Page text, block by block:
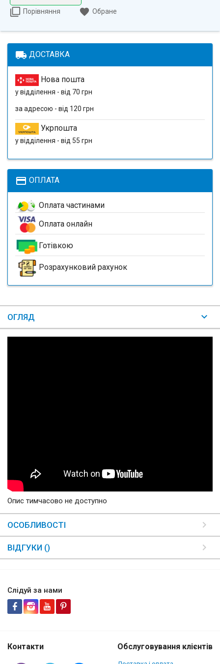
Порівняння
Обране
local_shipping ДОСТАВКА
Нова пошта
у відділення - від 70 грн
за адресою - від 120 грн
Укрпошта
у відділення - від 55 грн
payment ОПЛАТА
Оплата частинами
Оплата онлайн
Готівкою
Розрахунковий рахунок
ОГЛЯД
Опис тимчасово не доступно
ОСОБЛИВОСТІ
ВІДГУКИ ()
Слідуй за нами
Контакти Обслуговування клієнтів